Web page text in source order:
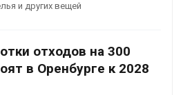
и других вещей
отходов на 300
в Оренбурге к 2028